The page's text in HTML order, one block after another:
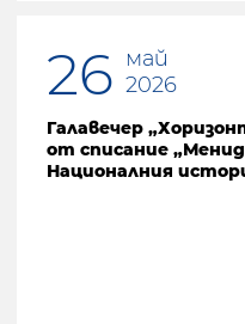
26 май
2026
Галавечер
от списание
Националния